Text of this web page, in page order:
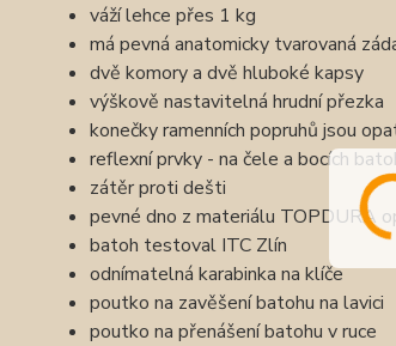
váží lehce přes 1 kg
má pevná anatomicky tvarovaná
dvě komory a dvě hluboké kapsy
výškově nastavitelná hrudní přezka
konečky ramenních popruhů jsou
reflexní prvky - na čele a bocích
zátěr proti dešti
pevné dno z materiálu TOPDURA
batoh testoval ITC Zlín
odnímatelná karabinka na klíče
poutko na zavěšení batohu na lavici
poutko na přenášení batohu v ruce